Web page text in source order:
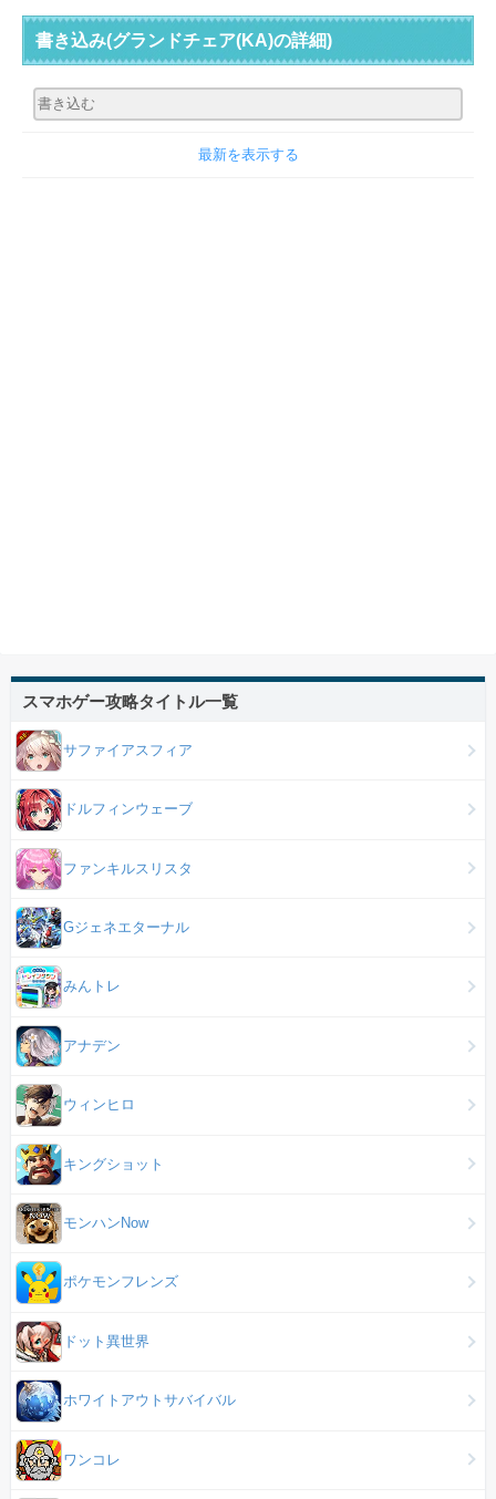
書き込み(グランドチェア(KA)の詳細)
最新を表示する
スマホゲー攻略タイトル一覧
サファイアスフィア
ドルフィンウェーブ
ファンキルスリスタ
Gジェネエターナル
みんトレ
アナデン
ウィンヒロ
キングショット
モンハンNow
ポケモンフレンズ
ドット異世界
ホワイトアウトサバイバル
ワンコレ